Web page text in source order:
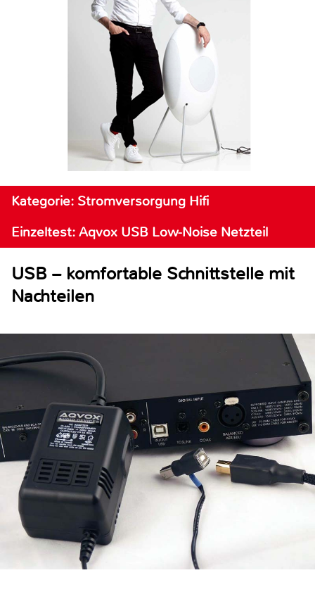
Kategorie: Stromversorgung Hifi
Einzeltest: Aqvox USB Low-Noise Netzteil
USB – komfortable Schnittstelle mit
Nachteilen